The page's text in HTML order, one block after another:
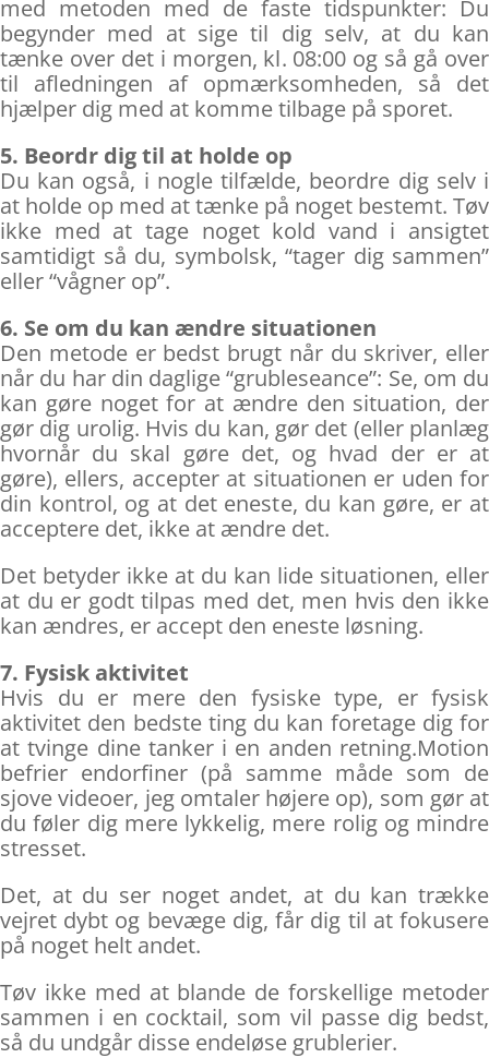
med metoden med de faste tidspunkter: Du
begynder med at sige til dig selv, at du kan
tænke over det i morgen, kl. 08:00 og så gå over
til afledningen af opmærksomheden, så det
hjælper dig med at komme tilbage på sporet.
5. Beordr dig til at holde op
Du kan også, i nogle tilfælde, beordre dig selv i
at holde op med at tænke på noget bestemt. Tøv
ikke med at tage noget kold vand i ansigtet
samtidigt så du, symbolsk, “tager dig sammen”
eller “vågner op”.
6. Se om du kan ændre situationen
Den metode er bedst brugt når du skriver, eller
når du har din daglige “grubleseance”: Se, om du
kan gøre noget for at ændre den situation, der
gør dig urolig. Hvis du kan, gør det (eller planlæg
hvornår du skal gøre det, og hvad der er at
gøre), ellers, accepter at situationen er uden for
din kontrol, og at det eneste, du kan gøre, er at
acceptere det, ikke at ændre det.
Det betyder ikke at du kan lide situationen, eller
at du er godt tilpas med det, men hvis den ikke
kan ændres, er accept den eneste løsning.
7. Fysisk aktivitet
Hvis du er mere den fysiske type, er fysisk
aktivitet den bedste ting du kan foretage dig for
at tvinge dine tanker i en anden retning.Motion
befrier endorfiner (på samme måde som de
sjove videoer, jeg omtaler højere op), som gør at
du føler dig mere lykkelig, mere rolig og mindre
stresset.
Det, at du ser noget andet, at du kan trække
vejret dybt og bevæge dig, får dig til at fokusere
på noget helt andet.
Tøv ikke med at blande de forskellige metoder
sammen i en cocktail, som vil passe dig bedst,
så du undgår disse endeløse grublerier.